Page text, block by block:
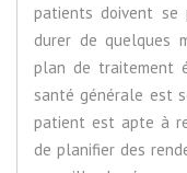
patients doivent se
durer de quelques
plan de traitement
santé générale est
patient est apte à
de planifier des